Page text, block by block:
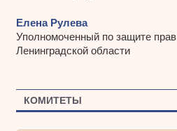
Елена Рулева
Уполномоченный по защите
Ленинградской области
КОМИТЕТЫ